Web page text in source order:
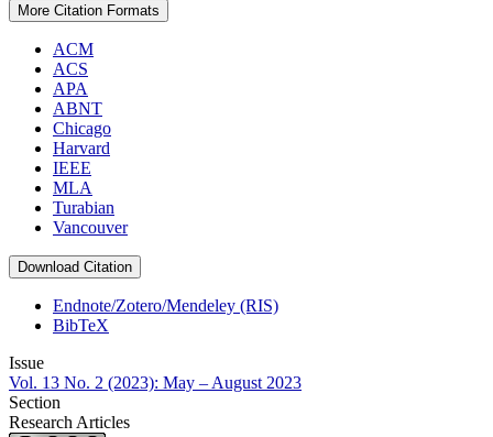
More Citation Formats
ACM
ACS
APA
ABNT
Chicago
Harvard
IEEE
MLA
Turabian
Vancouver
Download Citation
Endnote/Zotero/Mendeley (RIS)
BibTeX
Issue
Vol. 13 No. 2 (2023): May – August 2023
Section
Research Articles